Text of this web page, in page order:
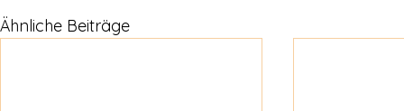
Ähnliche Beiträge